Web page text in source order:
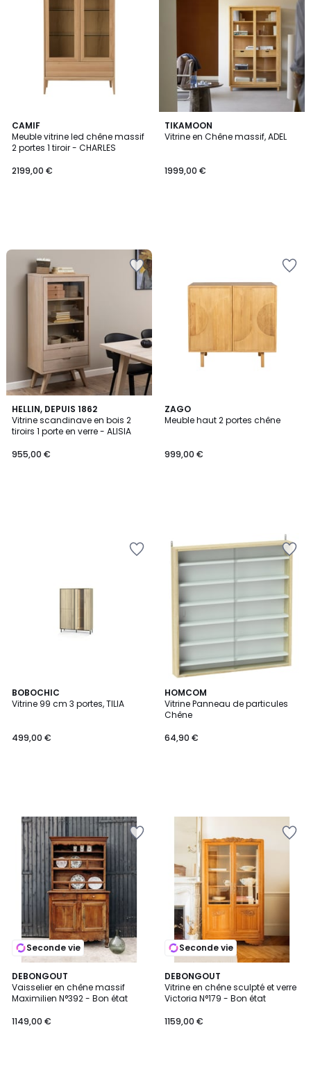
CAMIF
Meuble vitrine led chêne massif
2 portes 1 tiroir - CHARLES
2199,00 €
TIKAMOON
Vitrine en Chêne massif, ADEL
1999,00 €
HELLIN, DEPUIS 1862
Vitrine scandinave en bois 2
tiroirs 1 porte en verre - ALISIA
955,00 €
ZAGO
Meuble haut 2 portes chêne
999,00 €
BOBOCHIC
Vitrine 99 cm 3 portes, TILIA
499,00 €
HOMCOM
Vitrine Panneau de particules
Chêne
64,90 €
Seconde vie
DEBONGOUT
Vaisselier en chêne massif
Maximilien N°392 - Bon état
1149,00 €
Seconde vie
DEBONGOUT
Vitrine en chêne sculpté et verre
Victoria N°179 - Bon état
1159,00 €